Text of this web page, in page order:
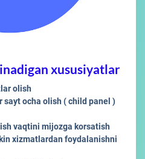
xususiyatlar
olish
ocha olish ( child panel )
vaqtini mijozga korsatish
xizmatlardan foydalanishni